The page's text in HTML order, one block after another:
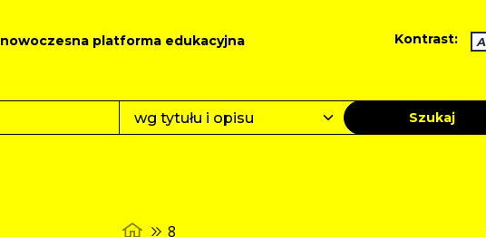
nowoczesna platforma edukacyjna Kontrast: A
Szukaj
8